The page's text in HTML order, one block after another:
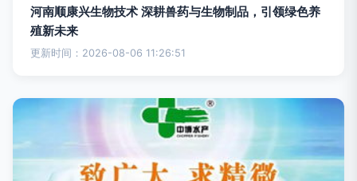
河南顺康兴生物技术 深耕兽药与生物制品，引领绿色养
殖新未来
更新时间：2026-08-06 11:26:51